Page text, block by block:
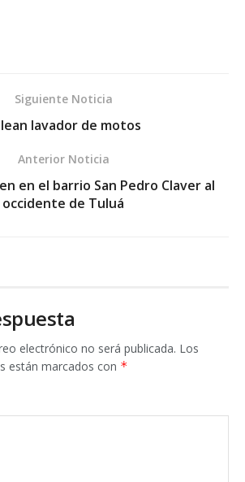
Siguiente Noticia
lavador de motos
Anterior Noticia
en el barrio San Pedro Claver al
occidente de Tuluá
electrónico no será publicada. Los
están marcados con *